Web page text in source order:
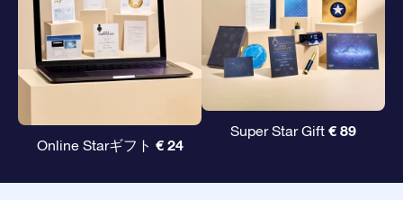
Online Starギフト € 24
Super Star Gift € 89